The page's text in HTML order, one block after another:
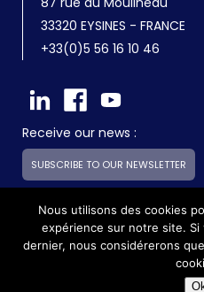
33320 EYSINES - FRANCE
+33(0)5 56 16 10 46
Receive our news :
SUBSCRIBE TO OUR NEWSLETTER
Everlog is a subsidiary of the
©2017 - Everlog - All
Nous utilisons des cookies
expérience sur notre site.
dernier, nous considérerons